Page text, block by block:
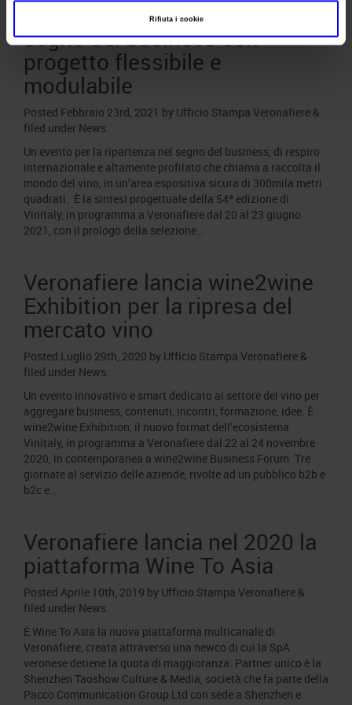
Rifiuta i cookie
Vinitaly 2021, ripartenza nel
segno del business con
progetto flessibile e
modulabile
Posted Febbraio 23rd, 2021 by Ufficio Stampa Veronafiere &
filed under News.
Un evento per la ripartenza nel segno del business, di respiro
internazionale e altamente profilato che chiama a raccolta il
mondo del vino, in un’area espositiva sicura di 300mila metri
quadrati. È la sintesi progettuale della 54ª edizione di
Vinitaly, in programma a Veronafiere dal 20 al 23 giugno
2021, con il prologo della selezione…
Veronafiere lancia wine2wine
Exhibition per la ripresa del
mercato vino
Posted Luglio 29th, 2020 by Ufficio Stampa Veronafiere &
filed under News.
Un evento innovativo e smart dedicato al settore del vino per
aggregare business, contenuti, incontri, formazione, idee. È
wine2wine Exhibition, il nuovo format dell’ecosistema
Vinitaly, in programma a Veronafiere dal 22 al 24 novembre
2020, in contemporanea a wine2wine Business Forum. Tre
giornate al servizio delle aziende, rivolte ad un pubblico b2b e
b2c e…
Veronafiere lancia nel 2020 la
piattaforma Wine To Asia
Posted Aprile 10th, 2019 by Ufficio Stampa Veronafiere &
filed under News.
È Wine To Asia la nuova piattaforma multicanale di
Veronafiere, creata attraverso una newco di cui la SpA
veronese detiene la quota di maggioranza. Partner unico è la
Shenzhen Taoshow Culture & Media, società che fa parte della
Pacco Communication Group Ltd con sede a Shenzhen e